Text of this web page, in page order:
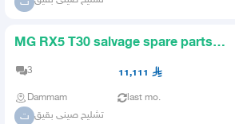
MG RX5 T30 salvage spare parts
2020
3 11,111
Dammam last mo.
ت تشليح صينى بقيق